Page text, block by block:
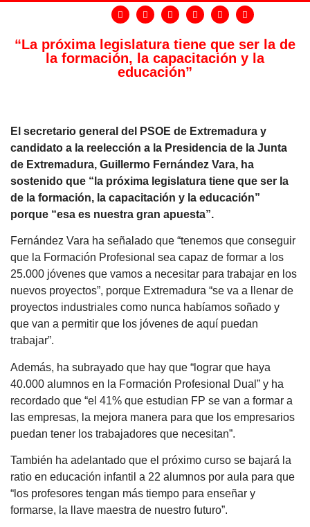
“La próxima legislatura tiene que ser la de
la formación, la capacitación y la
educación”
El secretario general del PSOE de Extremadura y
candidato a la reelección a la Presidencia de la Junta
de Extremadura, Guillermo Fernández Vara, ha
sostenido que “la próxima legislatura tiene que ser la
de la formación, la capacitación y la educación”
porque “esa es nuestra gran apuesta”.
Fernández Vara ha señalado que “tenemos que conseguir
que la Formación Profesional sea capaz de formar a los
25.000 jóvenes que vamos a necesitar para trabajar en los
nuevos proyectos”, porque Extremadura “se va a llenar de
proyectos industriales como nunca habíamos soñado y
que van a permitir que los jóvenes de aquí puedan
trabajar”.
Además, ha subrayado que hay que “lograr que haya
40.000 alumnos en la Formación Profesional Dual” y ha
recordado que “el 41% que estudian FP se van a formar a
las empresas, la mejora manera para que los empresarios
puedan tener los trabajadores que necesitan”.
También ha adelantado que el próximo curso se bajará la
ratio en educación infantil a 22 alumnos por aula para que
“los profesores tengan más tiempo para enseñar y
formarse, la llave maestra de nuestro futuro”.